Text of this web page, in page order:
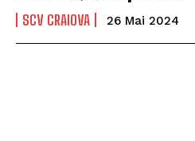
SCV CRAIOVA 26 Mai 2024